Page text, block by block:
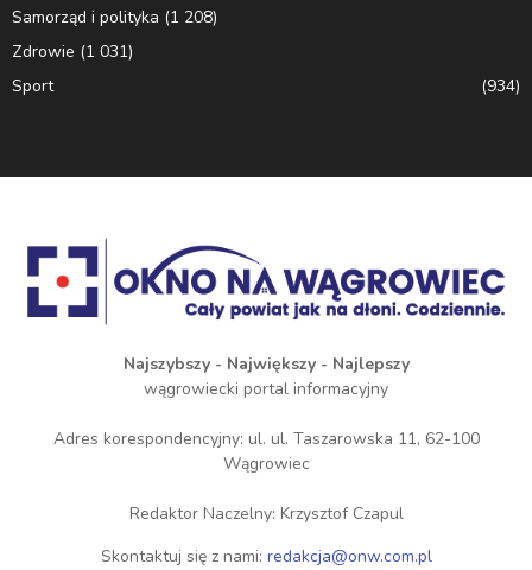
Samorząd i polityka (1 208)
Zdrowie (1 031)
Sport
(934)
Najszybszy - Największy - Najlepszy
wągrowiecki portal informacyjny
Adres korespondencyjny: ul. ul. Taszarowska 11, 62-100
Wągrowiec
Redaktor Naczelny: Krzysztof Czapul
Skontaktuj się z nami: redakcja@onw.com.pl